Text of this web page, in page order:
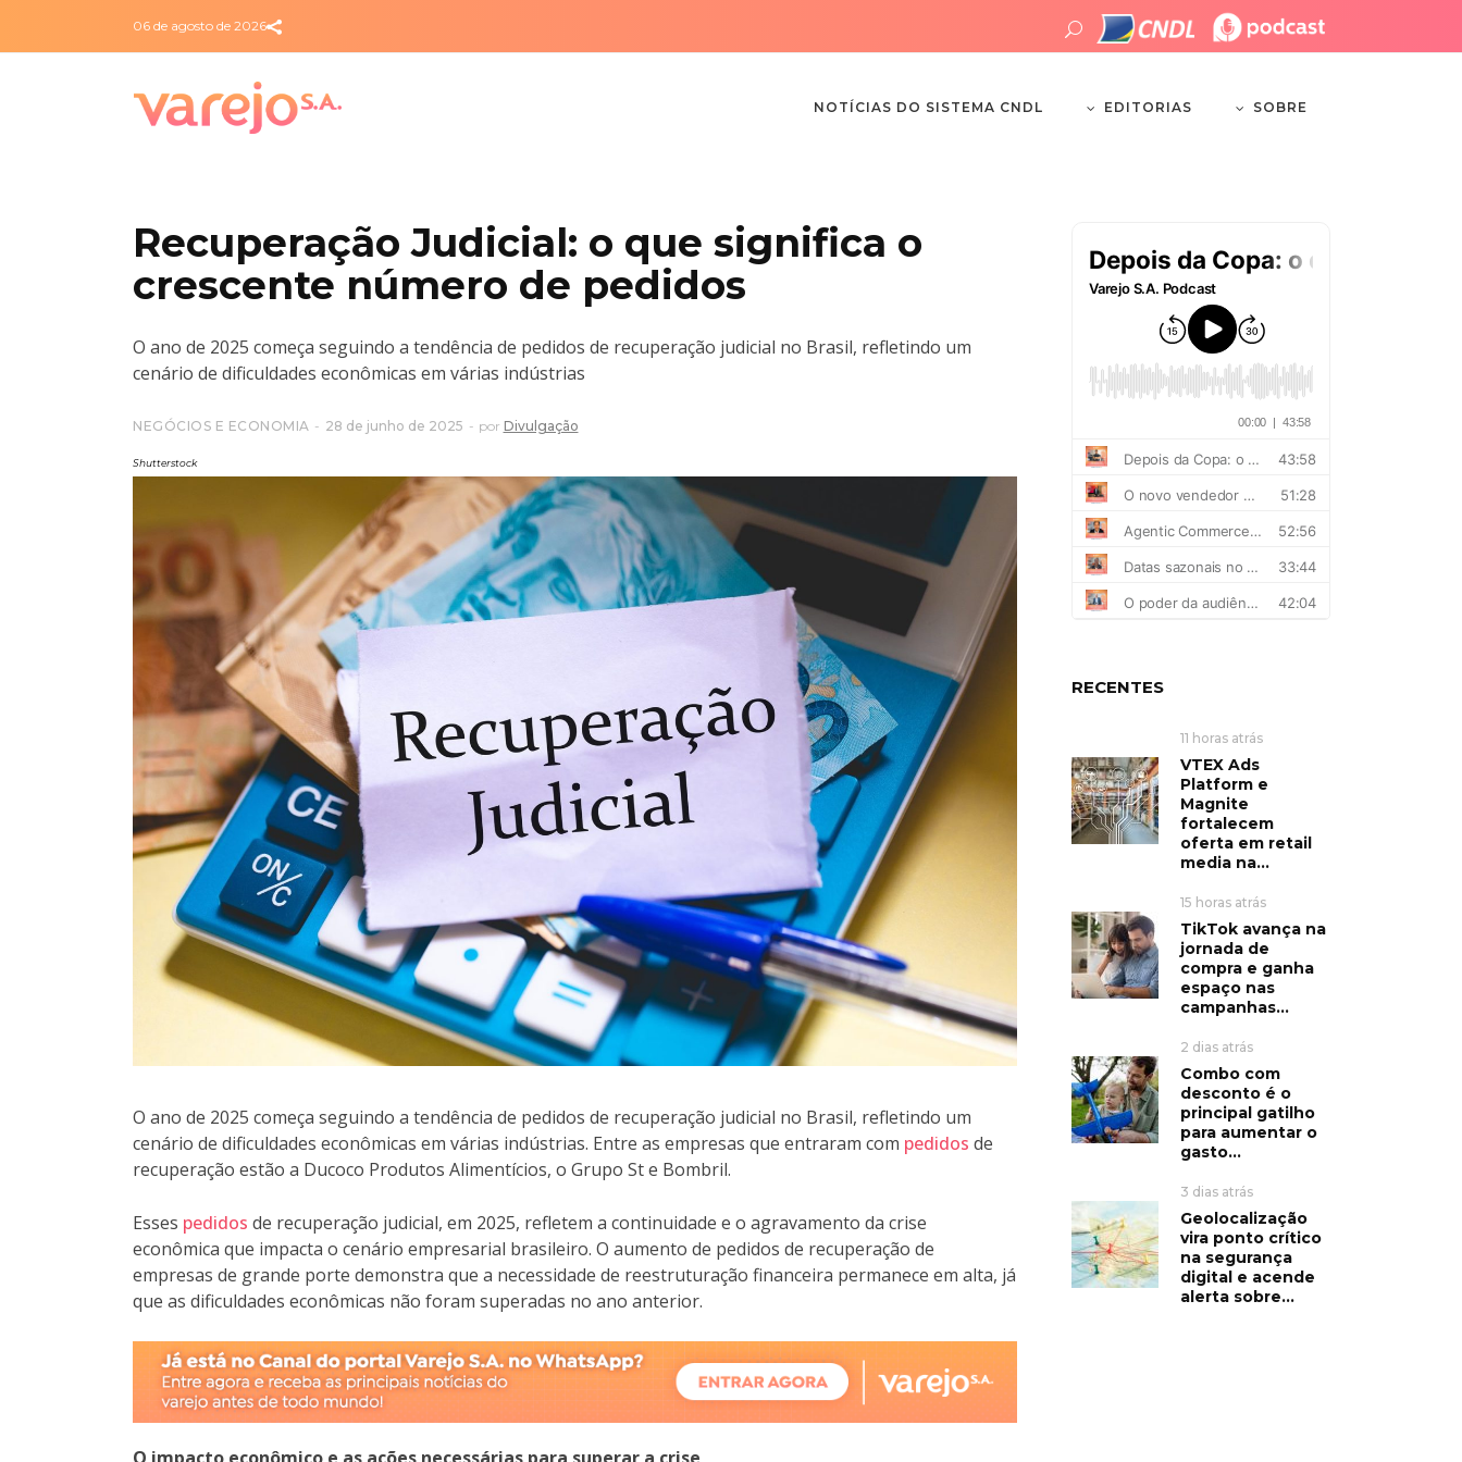
06 de agosto de 2026
NOTÍCIAS DO SISTEMA CNDL EDITORIAS SOBRE
Recuperação Judicial: o que significa o
crescente número de pedidos
O ano de 2025 começa seguindo a tendência de pedidos de recuperação judicial no Brasil, refletindo um
cenário de dificuldades econômicas em várias indústrias
NEGÓCIOS E ECONOMIA 28 de junho de 2025 por Divulgação
Shutterstock
O ano de 2025 começa seguindo a tendência de pedidos de recuperação judicial no Brasil, refletindo um
cenário de dificuldades econômicas em várias indústrias. Entre as empresas que entraram com pedidos de
recuperação estão a Ducoco Produtos Alimentícios, o Grupo St e Bombril.
Esses pedidos de recuperação judicial, em 2025, refletem a continuidade e o agravamento da crise
econômica que impacta o cenário empresarial brasileiro. O aumento de pedidos de recuperação de
empresas de grande porte demonstra que a necessidade de reestruturação financeira permanece em alta, já
que as dificuldades econômicas não foram superadas no ano anterior.
RECENTES
11 horas atrás
VTEX Ads
Platform e
Magnite
fortalecem
oferta em retail
media na...
15 horas atrás
TikTok avança na
jornada de
compra e ganha
espaço nas
campanhas...
2 dias atrás
Combo com
desconto é o
principal gatilho
para aumentar o
gasto...
3 dias atrás
Geolocalização
vira ponto crítico
na segurança
digital e acende
alerta sobre...